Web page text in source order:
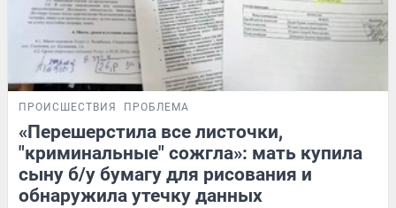
ПРОИСШЕСТВИЯ ПРОБЛЕМА
«Перешерстила все листочки,
"криминальные" сожгла»: мать купила
сыну б/у бумагу для рисования и
обнаружила утечку данных